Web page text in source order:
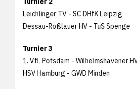
Leichlinger TV - SC DHfK Leipzig
Dessau-Roßlauer HV - TuS Spenge
Turnier 3
1. VfL Potsdam - Wilhelmshavener
HSV Hamburg - GWD Minden